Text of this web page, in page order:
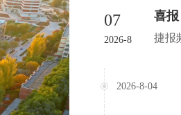
07
2026-8
2026-8-04